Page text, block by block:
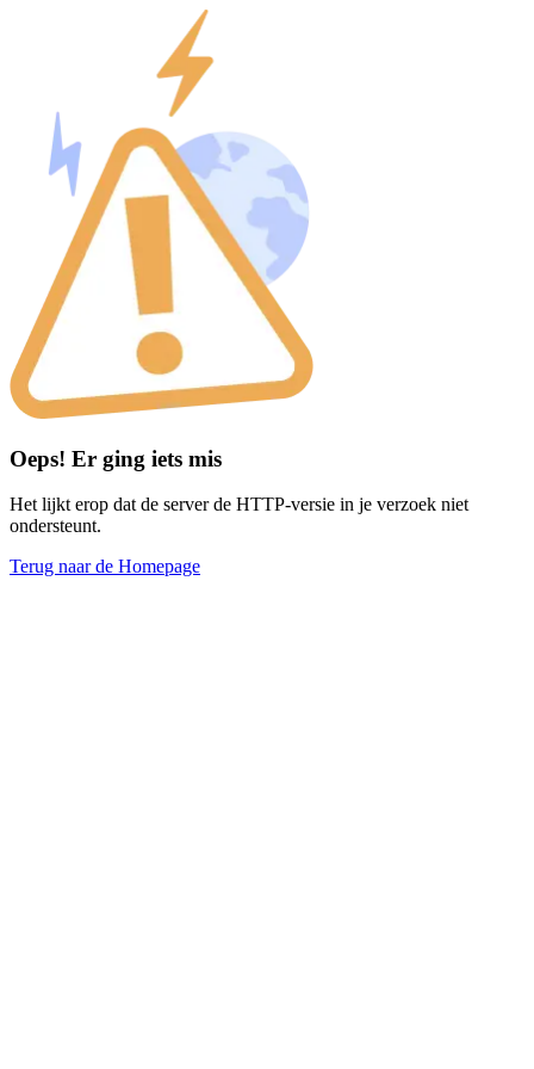
Oeps! Er ging iets mis
Het lijkt erop dat de server de HTTP-versie in je verzoek niet
ondersteunt.
Terug naar de Homepage